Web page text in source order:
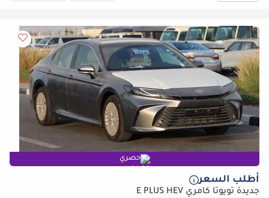
حصري
أطلب السعر
جديدة تويوتا كامري E PLUS HEV